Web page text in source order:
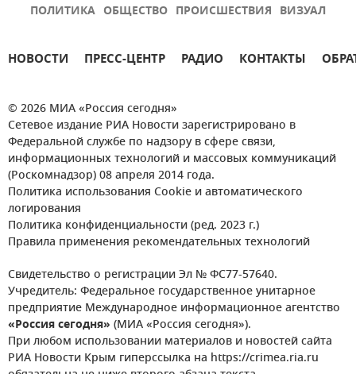
ПОЛИТИКА ОБЩЕСТВО ПРОИСШЕСТВИЯ ВИЗУАЛ
НОВОСТИ ПРЕСС-ЦЕНТР РАДИО КОНТАКТЫ
© 2026 МИА «Россия сегодня»
Сетевое издание РИА Новости зарегистрировано в
Федеральной службе по надзору в сфере связи,
информационных технологий и массовых коммуникаций
(Роскомнадзор) 08 апреля 2014 года.
Политика использования Cookie и автоматического
логирования
Политика конфиденциальности (ред. 2023 г.)
Правила применения рекомендательных технологий
Свидетельство о регистрации Эл № ФС77-57640.
Учредитель: Федеральное государственное унитарное
предприятие Международное информационное агентство
«Россия сегодня» (МИА «Россия сегодня»).
При любом использовании материалов и новостей сайта
РИА Новости Крым гиперссылка на https://crimea.ria.ru